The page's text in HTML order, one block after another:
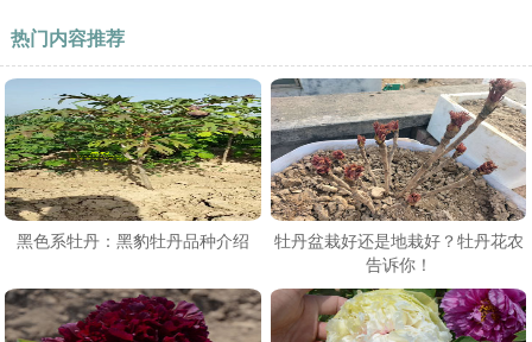
热门内容推荐
黑色系牡丹：黑豹牡丹品种介绍
牡丹盆栽好还是地栽好？牡丹花农
告诉你！